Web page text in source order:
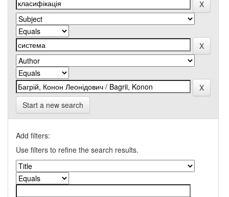
Start a new search
Add filters:
Use filters to refine the search results.